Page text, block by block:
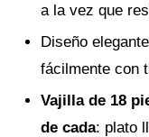
a la vez que
Diseño
fácilmente con
Vajilla de 18
de cada: plato